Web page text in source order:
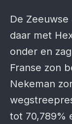
De
daar met
onder en
Franse zon
Nekeman
tot 70,789%